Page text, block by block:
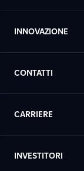
INNOVAZIONE
CONTATTI
CARRIERE
INVESTITORI